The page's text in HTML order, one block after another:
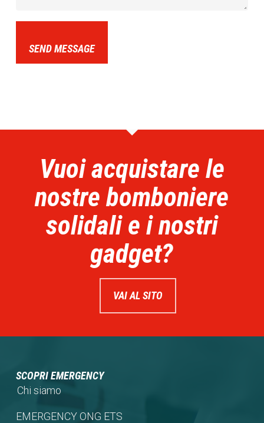
SEND MESSAGE
Vuoi acquistare le
nostre bomboniere
solidali e i nostri
gadget?
VAI AL SITO
SCOPRI EMERGENCY
Chi siamo
EMERGENCY ONG ETS